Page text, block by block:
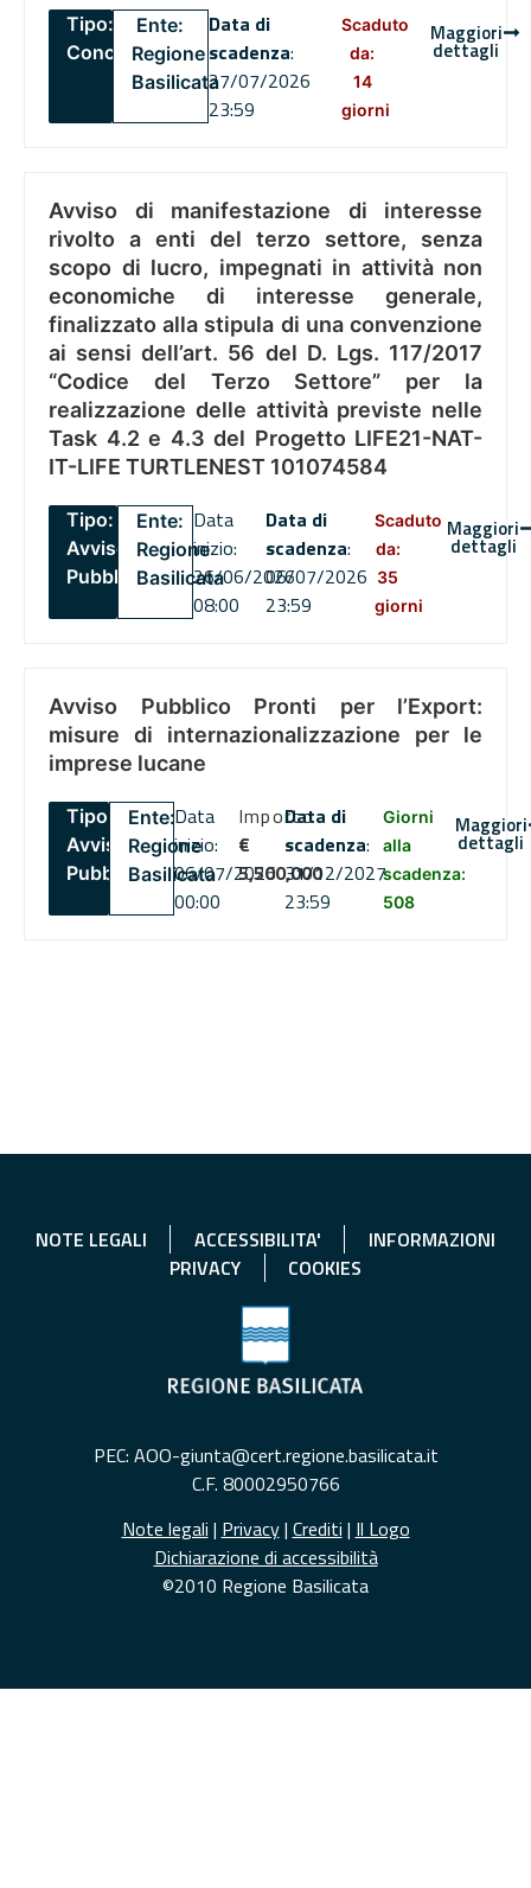
Tipo:
Concorsi
Ente:
Regione
Basilicata
Data di
scadenza:
27/07/2026
23:59
Scaduto
da:
14
giorni
Maggiori
dettagli
Avviso di manifestazione di interesse
rivolto a enti del terzo settore, senza
scopo di lucro, impegnati in attività non
economiche di interesse generale,
finalizzato alla stipula di una convenzione
ai sensi dell’art. 56 del D. Lgs. 117/2017
“Codice del Terzo Settore” per la
realizzazione delle attività previste nelle
Task 4.2 e 4.3 del Progetto LIFE21-NAT-
IT-LIFE TURTLENEST 101074584
Tipo:
Avviso
Pubblico
Ente:
Regione
Basilicata
Data
inizio:
26/06/2026
08:00
Data di
scadenza:
06/07/2026
23:59
Scaduto
da:
35
giorni
Maggiori
dettagli
Avviso Pubblico Pronti per l’Export:
misure di internazionalizzazione per le
imprese lucane
Tipo:
Avviso
Pubblico
Ente:
Regione
Basilicata
Data
inizio:
06/07/2026
00:00
Importo
€
5,500,000
Data di
scadenza:
31/12/2027
23:59
Giorni
alla
scadenza:
508
Maggiori
dettagli
NOTE LEGALI ACCESSIBILITA'
INFORMAZIONI
PRIVACY
COOKIES
PEC: AOO-giunta@cert.regione.basilicata.it
C.F. 80002950766
Note legali | Privacy| Crediti | Il Logo
Dichiarazione di accessibilità
©2010 Regione Basilicata